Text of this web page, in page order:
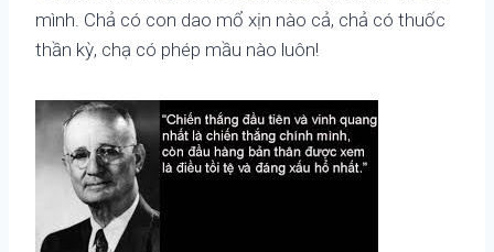
mình. Chả có con dao mổ xịn nào cả, chả có thuốc
thần kỳ, chạ có phép mầu nào luôn!